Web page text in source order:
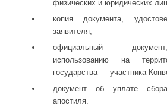
физических и юридических
копия документа,
заявителя;
официальный
использованию на
государства — участника
документ об уплате
апостиля.